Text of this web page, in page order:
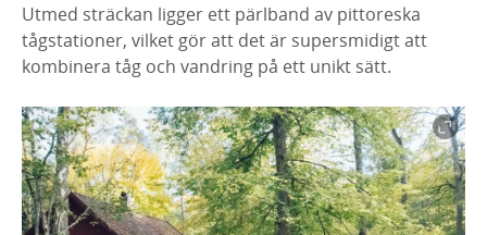
Utmed sträckan ligger ett pärlband av pittoreska
tågstationer, vilket gör att det är supersmidigt att
kombinera tåg och vandring på ett unikt sätt.